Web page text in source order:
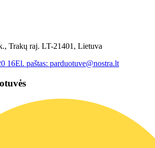
Trakų raj. LT-21401, Lietuva
16El. paštas: parduotuve@nostra.lt